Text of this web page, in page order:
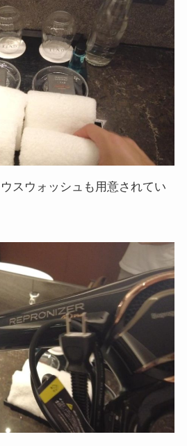
スウォッシュも用意されてい